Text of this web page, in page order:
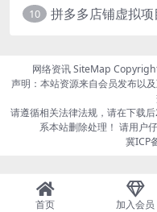
10
网络资讯SiteMap
声明：本站资源来自会员发布以
请遵循相关法律法规，请在下载
系本站删除处理！ 请用户
冀ICP
首页 加入会员
page contents